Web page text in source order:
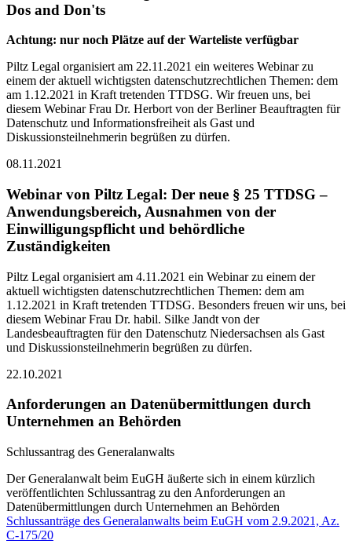
Dos and Don'ts
Achtung: nur noch Plätze auf der Warteliste verfügbar
Piltz Legal organisiert am 22.11.2021 ein weiteres Webinar zu
einem der aktuell wichtigsten datenschutzrechtlichen Themen: dem
am 1.12.2021 in Kraft tretenden TTDSG. Wir freuen uns, bei
diesem Webinar Frau Dr. Herbort von der Berliner Beauftragten für
Datenschutz und Informationsfreiheit als Gast und
Diskussionsteilnehmerin begrüßen zu dürfen.
08.11.2021
Webinar von Piltz Legal: Der neue § 25 TTDSG –
Anwendungsbereich, Ausnahmen von der
Einwilligungspflicht und behördliche
Zuständigkeiten
Piltz Legal organisiert am 4.11.2021 ein Webinar zu einem der
aktuell wichtigsten datenschutzrechtlichen Themen: dem am
1.12.2021 in Kraft tretenden TTDSG. Besonders freuen wir uns, bei
diesem Webinar Frau Dr. habil. Silke Jandt von der
Landesbeauftragten für den Datenschutz Niedersachsen als Gast
und Diskussionsteilnehmerin begrüßen zu dürfen.
22.10.2021
Anforderungen an Datenübermittlungen durch
Unternehmen an Behörden
Schlussantrag des Generalanwalts
Der Generalanwalt beim EuGH äußerte sich in einem kürzlich
veröffentlichten Schlussantrag zu den Anforderungen an
Datenübermittlungen durch Unternehmen an Behörden
Schlussanträge des Generalanwalts beim EuGH vom 2.9.2021, Az.
C-175/20